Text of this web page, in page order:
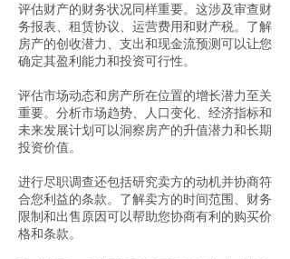
评估财产的财务状况同样重要。这涉及审查财
务报表、租赁协议、运营费用和财产税。了解
房产的创收潜力、支出和现金流预测可以让您
确定其盈利能力和投资可行性。
评估市场动态和房产所在位置的增长潜力至关
重要。分析市场趋势、人口变化、经济指标和
未来发展计划可以洞察房产的升值潜力和长期
投资价值。
进行尽职调查还包括研究卖方的动机并协商符
合您利益的条款。了解卖方的时间范围、财务
限制和出售原因可以帮助您协商有利的购买价
格和条款。